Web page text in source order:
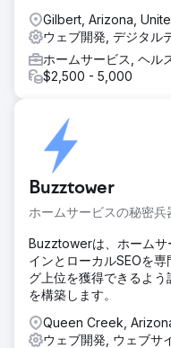
Gilbert, Arizona,
ウェブ開発, デジタル
ホームサービス, ヘル
$2,500 - 5,000
Buzztower
ホームサービスの秘密兵
Buzztowerは、ホームサ
インとローカルSEOを
グ上位を獲得できるよ
を構築します。
Queen Creek,
ウェブ開発, ウェブサ